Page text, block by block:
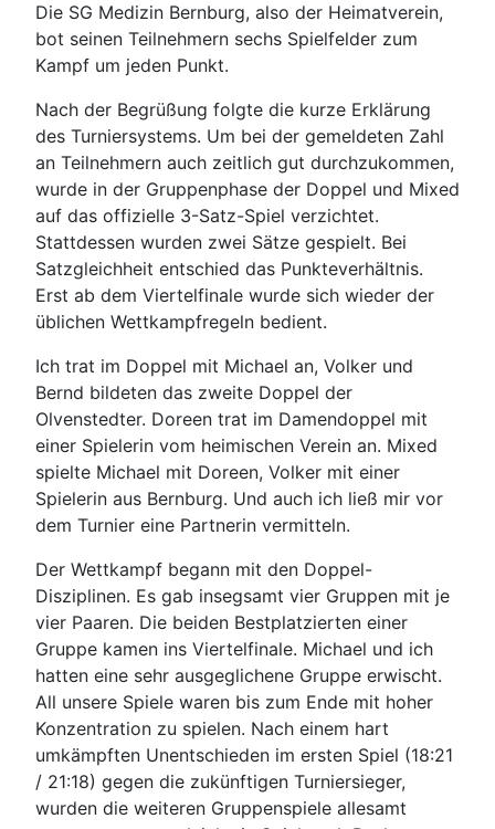
Die SG Medizin Bernburg, also der Heimatverein,
bot seinen Teilnehmern sechs Spielfelder zum
Kampf um jeden Punkt.
Nach der Begrüßung folgte die kurze Erklärung
des Turniersystems. Um bei der gemeldeten Zahl
an Teilnehmern auch zeitlich gut durchzukommen,
wurde in der Gruppenphase der Doppel und Mixed
auf das offizielle 3-Satz-Spiel verzichtet.
Stattdessen wurden zwei Sätze gespielt. Bei
Satzgleichheit entschied das Punkteverhältnis.
Erst ab dem Viertelfinale wurde sich wieder der
üblichen Wettkampfregeln bedient.
Ich trat im Doppel mit Michael an, Volker und
Bernd bildeten das zweite Doppel der
Olvenstedter. Doreen trat im Damendoppel mit
einer Spielerin vom heimischen Verein an. Mixed
spielte Michael mit Doreen, Volker mit einer
Spielerin aus Bernburg. Und auch ich ließ mir vor
dem Turnier eine Partnerin vermitteln.
Der Wettkampf begann mit den Doppel-
Disziplinen. Es gab insegsamt vier Gruppen mit je
vier Paaren. Die beiden Bestplatzierten einer
Gruppe kamen ins Viertelfinale. Michael und ich
hatten eine sehr ausgeglichene Gruppe erwischt.
All unsere Spiele waren bis zum Ende mit hoher
Konzentration zu spielen. Nach einem hart
umkämpften Unentschieden im ersten Spiel (18:21
/ 21:18) gegen die zukünftigen Turniersieger,
wurden die weiteren Gruppenspiele allesamt